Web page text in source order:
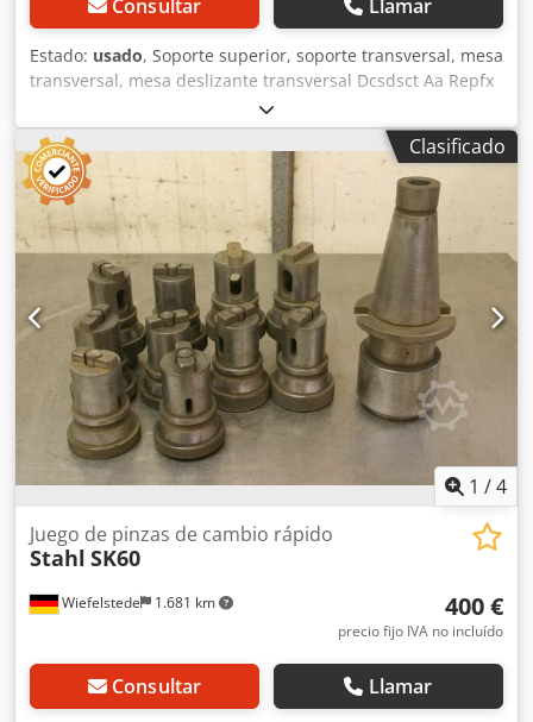
Consultar Llamar
Estado: usado, Soporte superior, soporte transversal, mesa
transversal, mesa deslizante transversal Dcsdsct Aa Repfx
Aiijk -El soporte superior proviene de una fresadora
pórtico Waldrich Coburg, modelo: 12 D 3232-550 HL -
Superficie de la mesa: mm -Recorrido: x 350 mm / y 220
mm -Dimensiones: 1380/1000/A 800 mm -Peso: 800 kg
Clasificado
1 /4
Wiefelstede 1.681 km
Juego de pinzas de cambio rápido
Stahl SK60
400 €
precio fijo IVA no incluído
Consultar Llamar